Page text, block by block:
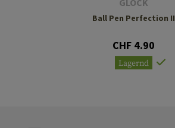
GLOCK
Ball Pen Perfection II
CHF 4.90
Lagernd